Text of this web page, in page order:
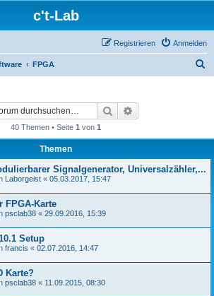
c't-Lab
Anmelden
Registrieren
FPGA
Suche
40 Themen • Seite 1 von 1
Themen
Signalgenerator, Universalzähler,...
Laborgeist « 05.03.2017, 15:47
FPGA-Karte
psclab38 « 29.09.2016, 15:39
Setup
francis « 02.07.2016, 14:47
Karte?
psclab38 « 11.09.2015, 08:30